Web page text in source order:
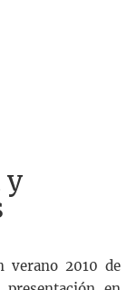
y
verano 2010 de